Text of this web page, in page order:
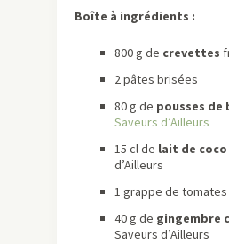
Boîte à ingrédients :
800 g de crevettes
2 pâtes brisées
80 g de pousses de
Saveurs d’Ailleurs
15 cl de lait de coco
d’Ailleurs
1 grappe de
40 g de gingembre
Saveurs d’Ailleurs